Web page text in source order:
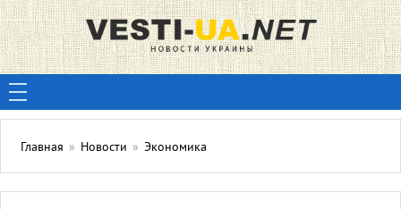
Главная » Новости » Экономика